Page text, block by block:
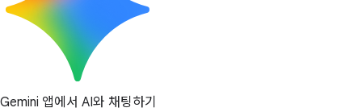
Gemini 앱에서 AI와 채팅하기